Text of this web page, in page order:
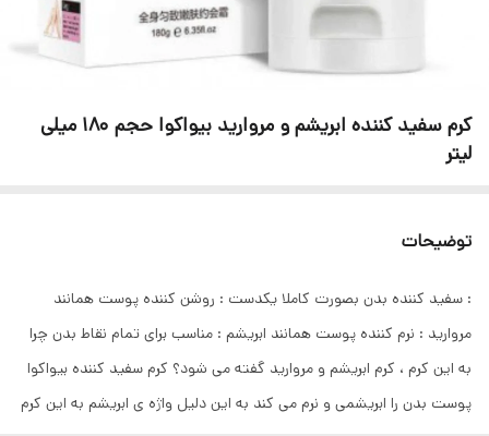
کرم سفید کننده ابریشم و مروارید بیواکوا حجم 180 میلی
لیتر
توضیحات
: سفید کننده بدن بصورت کاملا یکدست : روشن کننده پوست همانند
مروارید : نرم کننده پوست همانند ابریشم : مناسب برای تمام نقاط بدن چرا
به این کرم ، کرم ابریشم و مروارید گفته می شود؟ کرم سفید کننده بیواکوا
پوست بدن را ابریشمی و نرم می کند به این دلیل واژه ی ابریشم به این کرم